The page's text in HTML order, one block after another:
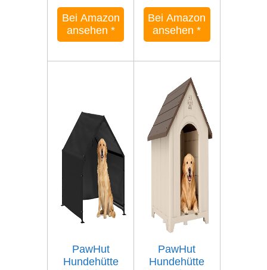
Bei Amazon
ansehen *
Bei Amazon
ansehen*
PawHut
Hundehütte
PawHut
Hundehütte